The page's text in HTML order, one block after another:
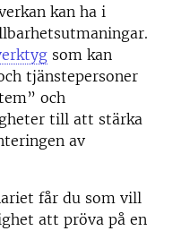
kan ha i
som kan
tjänstepersoner
och
till att stärka
av
får du som vill
att pröva på en